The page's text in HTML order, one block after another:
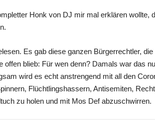
Honk von DJ mir mal erklären wollte,
Es gab diese ganzen Bürgerrechtler, die
blieb: Für wen denn? Damals war das
wird es echt anstrengend mit all den
Flüchtlingshassern, Antisemiten,
zu holen und mit Mos Def abzuschwirren.